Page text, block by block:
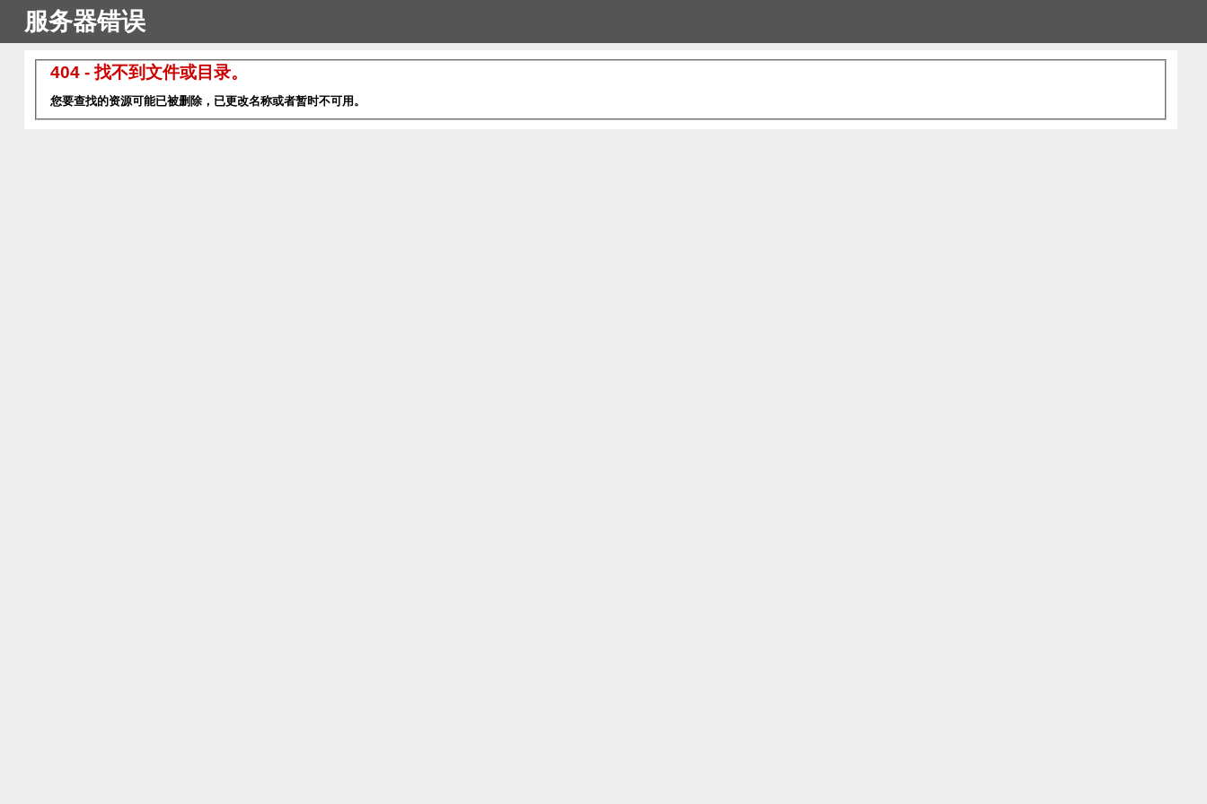
服务器错误
404 - 找不到文件或目录。
您要查找的资源可能已被删除，已更改名称或者暂时不可用。